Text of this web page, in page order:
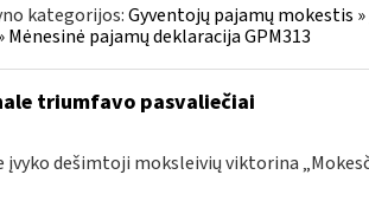
kategorijos:Gyventojų pajamų mokestis
pajamų deklaracija GPM313
triumfavo pasvaliečiai
įvyko dešimtoji moksleivių viktorina